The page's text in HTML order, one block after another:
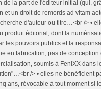
la part de l'éditeur initial (qui,
et un droit de remords ad vitam
d'auteur ou titre…<br /> •
produit éditorial, dont la
les pouvoirs publics et la
en fabrication, pas de
soumis à FeniXX dans
/> • elles ne bénéficient
ans, révocable à tout moment si